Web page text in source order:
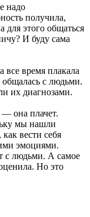
надо
получила,
для этого общаться
И буду сама
время плакала
общалась с людьми.
их диагнозами.
она плачет.
мы нашли
вести себя
эмоциями.
с людьми. А самое
Но это